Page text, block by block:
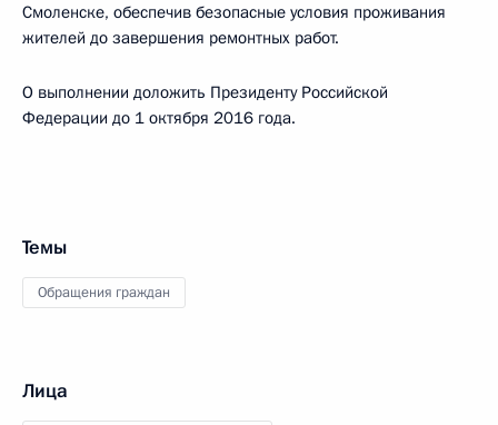
Смоленске, обеспечив безопасные условия проживания
жителей до завершения ремонтных работ.
О выполнении доложить Президенту Российской
Федерации до 1 октября 2016 года.
Темы
Обращения граждан
Лица